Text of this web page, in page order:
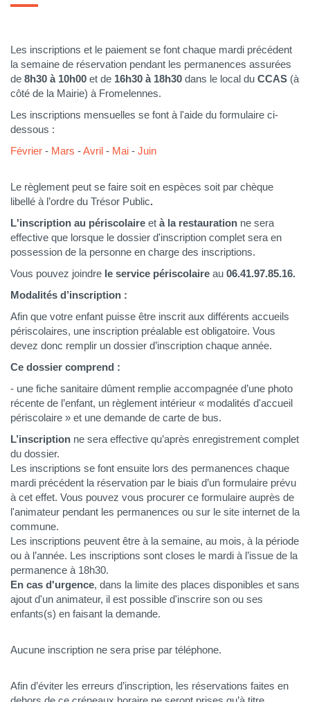
Les inscriptions et le paiement se font chaque mardi précédent
la semaine de réservation pendant les permanences assurées
de 8h30 à 10h00 et de 16h30 à 18h30 dans le local du CCAS (à
côté de la Mairie) à Fromelennes.
Les inscriptions mensuelles se font à l'aide du formulaire ci-
dessous :
Février - Mars -Avril - Mai - Juin
Le règlement peut se faire soit en espèces soit par chèque
libellé à l’ordre du Trésor Public.
L'inscription au périscolaire et à la restauration ne sera
effective que lorsque le dossier d'inscription complet sera en
possession de la personne en charge des inscriptions.
Vous pouvez joindre le service périscolaire au 06.41.97.85.16.
Modalités d’inscription :
Afin que votre enfant puisse être inscrit aux différents accueils
périscolaires, une inscription préalable est obligatoire. Vous
devez donc remplir un dossier d’inscription chaque année.
Ce dossier comprend :
- une fiche sanitaire dûment remplie accompagnée d’une photo
récente de l’enfant, un règlement intérieur « modalités d'accueil
périscolaire » et une demande de carte de bus.
L’inscription ne sera effective qu’après enregistrement complet
du dossier.
Les inscriptions se font ensuite lors des permanences chaque
mardi précédent la réservation par le biais d’un formulaire prévu
à cet effet. Vous pouvez vous procurer ce formulaire auprès de
l'animateur pendant les permanences ou sur le site internet de la
commune.
Les inscriptions peuvent être à la semaine, au mois, à la période
ou à l’année. Les inscriptions sont closes le mardi à l’issue de la
permanence à 18h30.
En cas d'urgence, dans la limite des places disponibles et sans
ajout d'un animateur, il est possible d'inscrire son ou ses
enfants(s) en faisant la demande.
Aucune inscription ne sera prise par téléphone.
Afin d’éviter les erreurs d’inscription, les réservations faites en